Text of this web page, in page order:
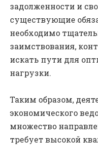
задолженности и
существующие
необходимо
заимствования,
искать пути для
нагрузки.
Таким образом,
экономического
множество
требует высокой